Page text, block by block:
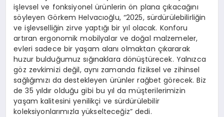
işlevsel ve fonksiyonel ürünlerin ön plana çıkacağını
söyleyen Görkem Helvacıoğlu, “2025, sürdürülebilirliğin
ve işlevselliğin zirve yaptığı bir yıl olacak. Konforu
artıran ergonomik mobilyalar ve doğal malzemeler,
evleri sadece bir yaşam alanı olmaktan çıkararak
huzur bulduğumuz sığınaklara dönüştürecek. Yalnızca
göz zevkimizi değil, aynı zamanda fiziksel ve zihinsel
sağlığımızı da destekleyen ürünler rağbet görecek. Biz
de 35 yıldır olduğu gibi bu yıl da müşterilerimizin
yaşam kalitesini yenilikçi ve sürdürülebilir
koleksiyonlarımızla yükselteceğiz” dedi.